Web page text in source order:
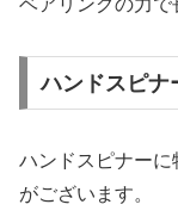
ベアリングの力で
ハンドスピナ
ハンドスピナー
がございます。